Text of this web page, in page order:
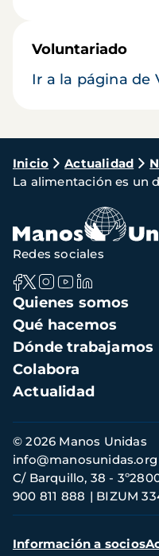
Voluntariado
Ir a la página de
Ruta
de
navegación
Inicio Actualidad
La alimentación es un
Navegación
principal
Quienes somos
Qué hacemos
Dónde trabajamos
Colabora
Actualidad
Redes sociales
Información
de
contacto
© 2026 Manos Unidas
C/ Barquillo, 38 -
900 811 888
BIZUM
info@manosunidas.org
Menú
Información a socios